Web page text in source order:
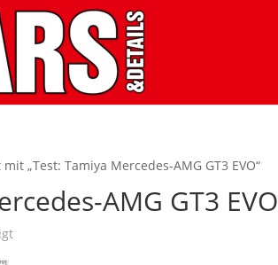
„Test: Tamiya Mercedes-AMG GT3 EVO“
AMG GT3 EVO